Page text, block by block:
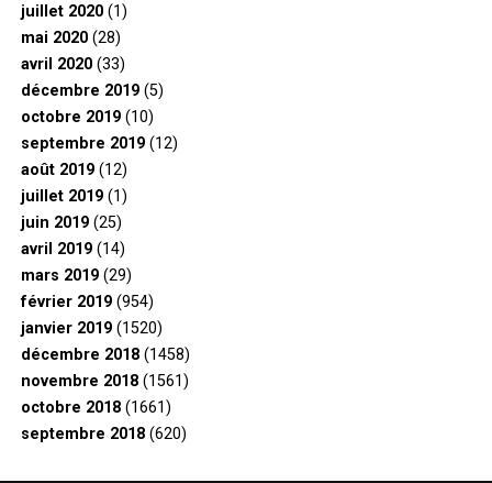
juillet 2020(1)
mai 2020(28)
avril 2020(33)
décembre 2019(5)
octobre 2019(10)
septembre 2019(12)
août 2019(12)
juillet 2019(1)
juin 2019(25)
avril 2019(14)
mars 2019(29)
février 2019(954)
janvier 2019(1520)
décembre 2018(1458)
novembre 2018(1561)
octobre 2018(1661)
septembre 2018(620)